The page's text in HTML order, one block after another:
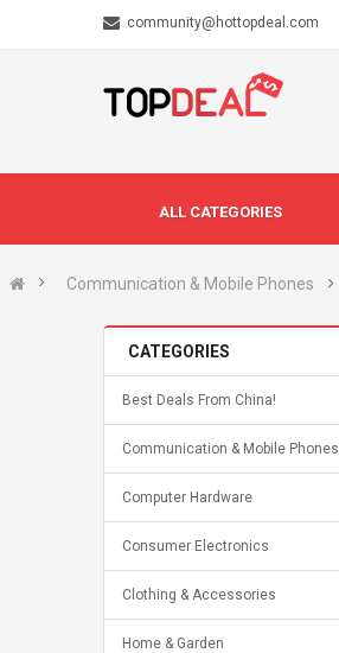
community@hottopdeal.com
ALL CATEGORIES
Communication & Mobile Phones
CATEGORIES
Best Deals From China!
Communication & Mobile Phones
Computer Hardware
Consumer Electronics
Clothing & Accessories
Home & Garden